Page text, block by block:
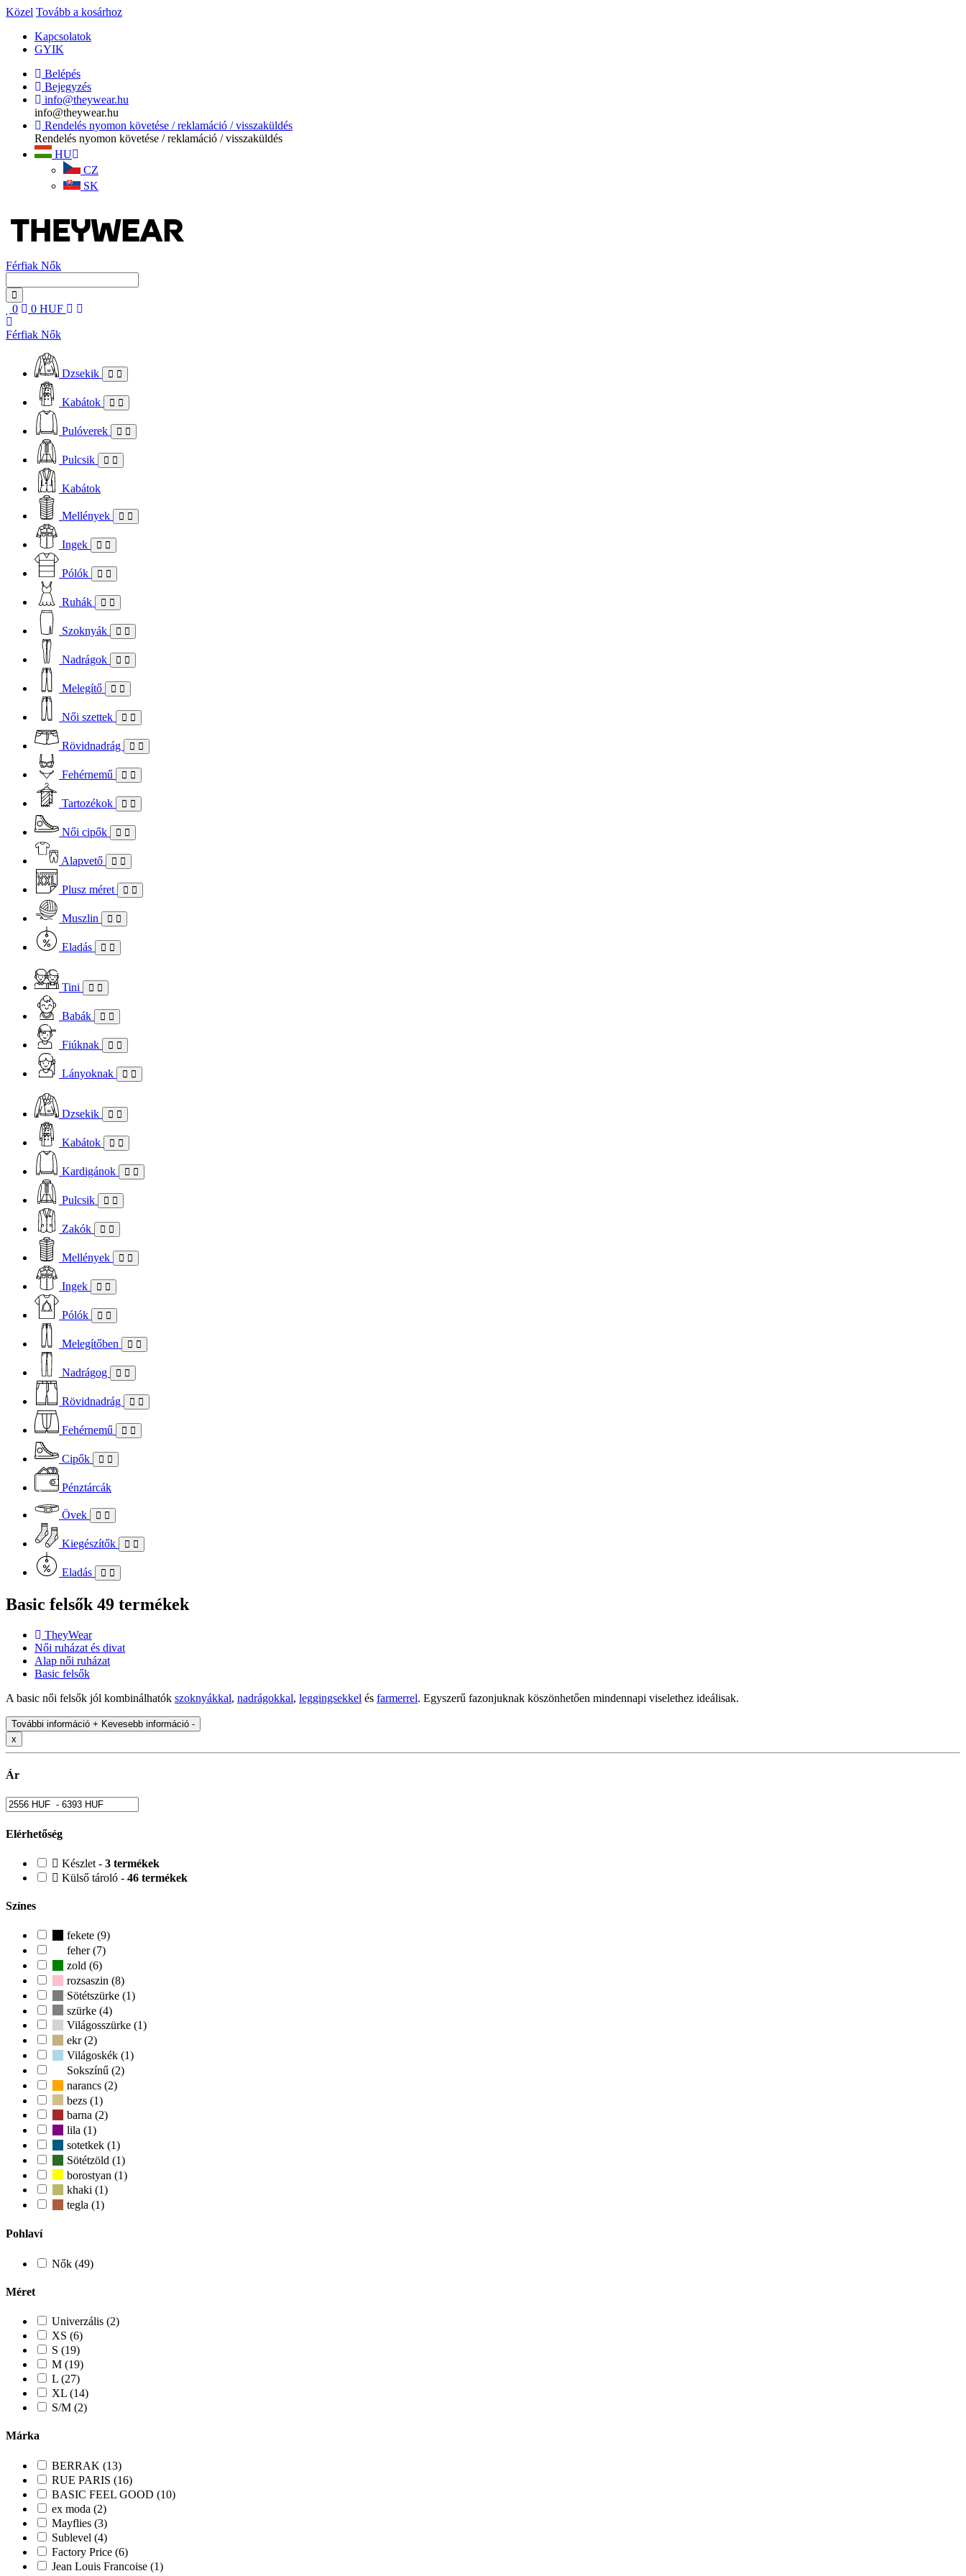
Közel Tovább a kosárhoz
Kapcsolatok
GYIK
Belépés
Bejegyzés
info@theywear.hu
info@theywear.hu
Rendelés nyomon követése / reklamáció / visszaküldés
Rendelés nyomon követése / reklamáció / visszaküldés
HU
CZ
SK
Férfiak Nők
0 0 HUF
Férfiak Nők
Dzsekik
Kabátok
Pulóverek
Pulcsik
Kabátok
Mellények
Ingek
Pólók
Ruhák
Szoknyák
Nadrágok
Melegítő
Női szettek
Rövidnadrág
Fehérnemű
Tartozékok
Női cipők
Alapvető
Plusz méret
Muszlin
Eladás
Tini
Babák
Fiúknak
Lányoknak
Dzsekik
Kabátok
Kardigánok
Pulcsik
Zakók
Mellények
Ingek
Pólók
Melegítőben
Nadrágog
Rövidnadrág
Fehérnemű
Cipők
Pénztárcák
Övek
Kiegészítők
Eladás
Basic felsők 49 termékek
TheyWear
Női ruházat és divat
Alap női ruházat
Basic felsők
A basic női felsők jól kombinálhatók szoknyákkal, nadrágokkal, leggingsekkel és farmerrel. Egyszerű fazonjuknak köszönhetően mindennapi viselethez ideálisak.
További információ + Kevesebb információ -
x
Ár
Elérhetőség
Készlet - 3 termékek
Külső tároló - 46 termékek
Színes
fekete (9)
feher (7)
zold (6)
rozsaszin (8)
Sötétszürke (1)
szürke (4)
Világosszürke (1)
ekr (2)
Világoskék (1)
Sokszínű (2)
narancs (2)
bezs (1)
barna (2)
lila (1)
sotetkek (1)
Sötétzöld (1)
borostyan (1)
khaki (1)
tegla (1)
Pohlaví
Nők (49)
Méret
Univerzális (2)
XS (6)
S (19)
M (19)
L (27)
XL (14)
S/M (2)
Márka
BERRAK (13)
RUE PARIS (16)
BASIC FEEL GOOD (10)
ex moda (2)
Mayflies (3)
Sublevel (4)
Factory Price (6)
Jean Louis Francoise (1)